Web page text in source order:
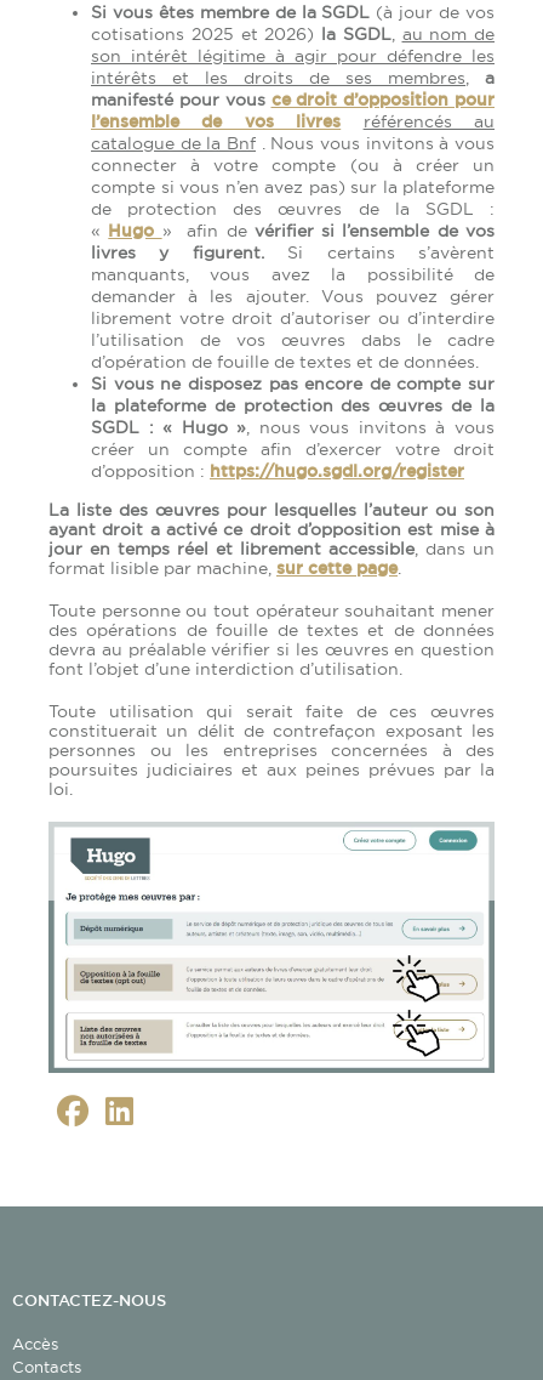
Si vous êtes membre de la SGDL (à jour de vos
cotisations 2025 et 2026) la SGDL, au nom de
son intérêt légitime à agir pour défendre les
intérêts et les droits de ses membres
a
manifesté pour vous ce droit d’opposition pour
l’ensemble de vos livres
référencés au
catalogue de la Bnf . Nous vous invitons à vous
connecter à votre compte (ou à créer un
compte si vous n’en avez pas) sur la plateforme
de protection des œuvres de la SGDL :
« Hugo » afin de vérifier si l’ensemble de vos
livres y figurent.Si certains s’avèrent
manquants, vous avez la possibilité de
demander à les ajouter. Vous pouvez gérer
librement votre droit d’autoriser ou d’interdire
l’utilisation de vos œuvres dabs le cadre
d’opération de fouille de textes et de données.
Si vous ne disposez pas encore de compte sur
la plateforme de protection des œuvres de la
SGDL : « Hugo » , nous vous invitons à vous
créer un compte afin d’exercer votre droit
d’opposition : https://hugo.sgdl.org/register
La liste des œuvres pour lesquelles l’auteur ou son
ayant droit a activé ce droit d’opposition est mise à
jour en temps réel et librement accessible , dans un
format lisible par machine, sur cette page.
Toute personne ou tout opérateur souhaitant mener
des opérations de fouille de textes et de données
devra au préalable vérifier si les œuvres en question
font l’objet d’une interdiction d’utilisation.
Toute utilisation qui serait faite de ces œuvres
constituerait un délit de contrefaçon exposant les
personnes ou les entreprises concernées à des
poursuites judiciaires et aux peines prévues par la
loi.
CONTACTEZ-NOUS
Accès
Contacts